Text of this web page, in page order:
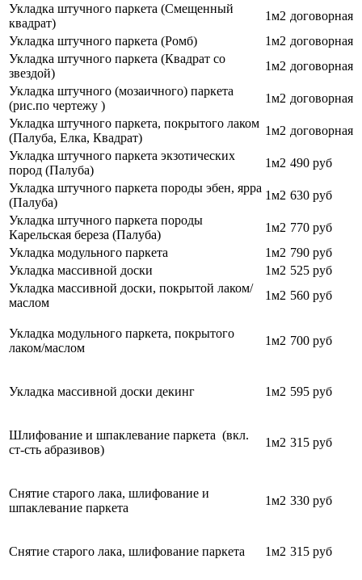
Укладка штучного паркета (Смещенный
квадрат)
1м2 договорная
Укладка штучного паркета (Ромб)
1м2 договорная
Укладка штучного паркета (Квадрат со
звездой)
1м2 договорная
Укладка штучного (мозаичного) паркета
(рис.по чертежу )
1м2 договорная
Укладка штучного паркета, покрытого лаком
(Палуба, Елка, Квадрат)
1м2 договорная
Укладка штучного паркета экзотических
пород (Палуба)
1м2 490 руб
Укладка штучного паркета породы эбен, ярра
(Палуба)
1м2 630 руб
Укладка штучного паркета породы
Карельская береза (Палуба)
1м2 770 руб
Укладка модульного паркета
1м2 790 руб
Укладка массивной доски
1м2 525 руб
Укладка массивной доски, покрытой лаком/
маслом
1м2 560 руб
Укладка модульного паркета, покрытого
лаком/маслом
1м2 700 руб
Укладка массивной доски декинг 1м2 595 руб
Шлифование и шпаклевание паркета (вкл.
ст-сть абразивов)
1м2 315 руб
Снятие старого лака, шлифование и
шпаклевание паркета
1м2 330 руб
Снятие старого лака, шлифование паркета 1м2 315 руб